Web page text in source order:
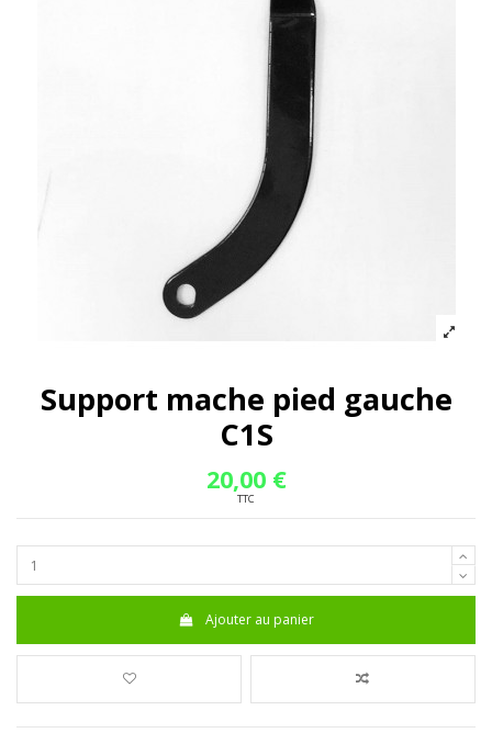
Support mache pied gauche
C1S
20,00 €
TTC
Ajouter au panier